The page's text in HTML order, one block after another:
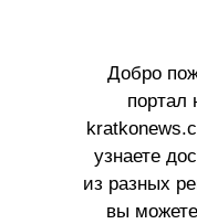
Добро
портал
узнаете
из разных
вы